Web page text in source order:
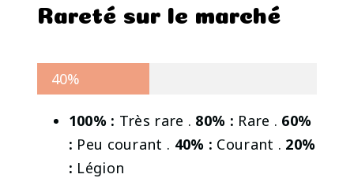
Rareté sur le marché
40%
100% : Très rare . 80% : Rare . 60%
: Peu courant . 40% : Courant . 20%
: Légion